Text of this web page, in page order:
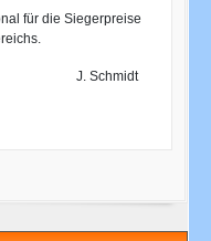
für die Siegerpreise